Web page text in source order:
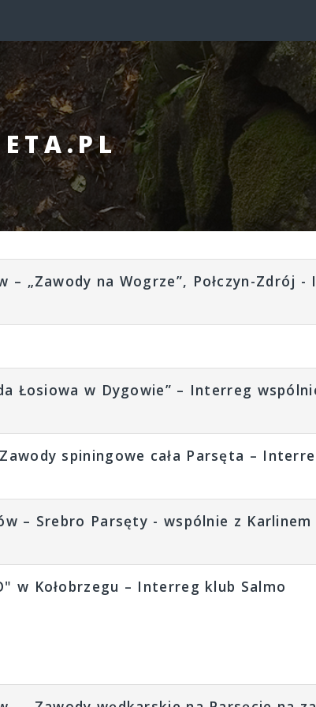
„Zawody na Wogrze”, Połczyn-Zdrój
Łosiowa w Dygowie” – Interreg
spiningowe cała Parsęta –
– Srebro Parsęty - wspólnie z
w Kołobrzegu – Interreg klub Salmo